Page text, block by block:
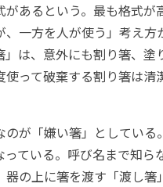
あるという。最も格式が
一方を人が使う」考え方
は、意外にも割り箸、塗
って破棄する割り箸は清
が「嫌い箸」としている
ている。呼び名まで知ら
の上に箸を渡す「渡し箸